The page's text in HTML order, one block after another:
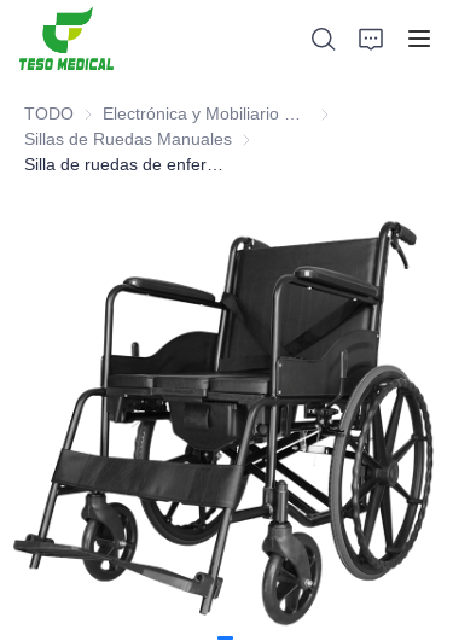
TODO
Electrónica y
Sillas de Ruedas Manuales Sillas de Ruedas Manuales
Noticias y casos de cooperación
Bases y procesos de fabricación
Apoyo